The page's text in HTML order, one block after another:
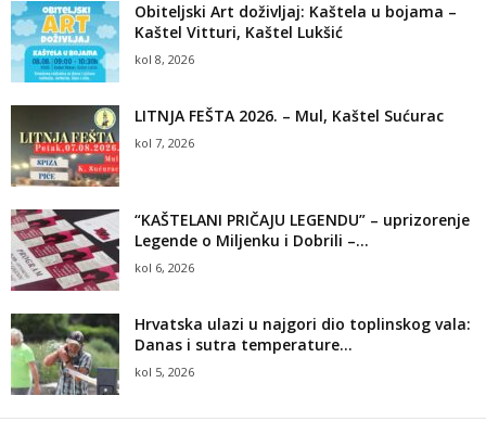
Obiteljski Art doživljaj: Kaštela u bojama –
Kaštel Vitturi, Kaštel Lukšić
kol 8, 2026
LITNJA FEŠTA 2026. – Mul, Kaštel Sućurac
kol 7, 2026
“KAŠTELANI PRIČAJU LEGENDU” – uprizorenje
Legende o Miljenku i Dobrili –...
kol 6, 2026
Hrvatska ulazi u najgori dio toplinskog vala:
Danas i sutra temperature...
kol 5, 2026